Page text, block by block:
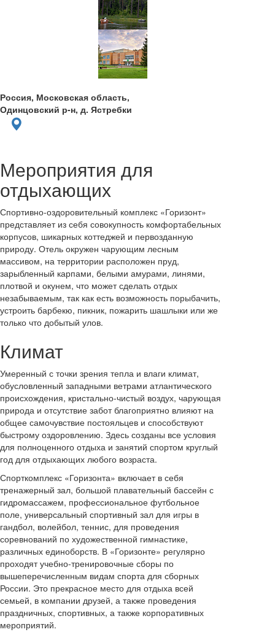
Россия, Московская область,
Одинцовский р-н, д. Ястребки
Мероприятия для
отдыхающих
Спортивно-оздоровительный комплекс «Горизонт»
представляет из себя совокупность комфортабельных
корпусов, шикарных коттеджей и первозданную
природу. Отель окружен чарующим лесным
массивом, на территории расположен пруд,
зарыбленный карпами, белыми амурами, линями,
плотвой и окунем, что может сделать отдых
незабываемым, так как есть возможность порыбачить,
устроить барбекю, пикник, пожарить шашлыки или же
только что добытый улов.
Климат
Умеренный с точки зрения тепла и влаги климат,
обусловленный западными ветрами атлантического
происхождения, кристально-чистый воздух, чарующая
природа и отсутствие забот благоприятно влияют на
общее самочувствие постояльцев и способствуют
быстрому оздоровлению. Здесь созданы все условия
для полноценного отдыха и занятий спортом круглый
год для отдыхающих любого возраста.
Спорткомплекс «Горизонта» включает в себя
тренажерный зал, большой плавательный бассейн с
гидромассажем, профессиональное футбольное
поле, универсальный спортивный зал для игры в
гандбол, волейбол, теннис, для проведения
соревнований по художественной гимнастике,
различных единоборств. В «Горизонте» регулярно
проходят учебно-тренировочные сборы по
вышеперечисленным видам спорта для сборных
России. Это прекрасное место для отдыха всей
семьей, в компании друзей, а также проведения
праздничных, спортивных, а также корпоративных
мероприятий.